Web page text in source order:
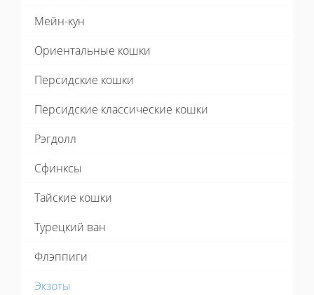
Мейн-кун
Ориентальные кошки
Персидские кошки
Персидские классические кошки
Рэгдолл
Сфинксы
Тайские кошки
Турецкий ван
Флэппиги
Экзоты